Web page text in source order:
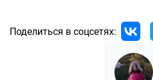
Поделиться в соцсетях: